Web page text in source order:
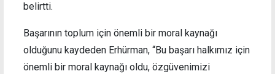
belirtti.
Başarının toplum için önemli bir moral kaynağı
olduğunu kaydeden Erhürman, “Bu başarı halkımız için
önemli bir moral kaynağı oldu, özgüvenimizi